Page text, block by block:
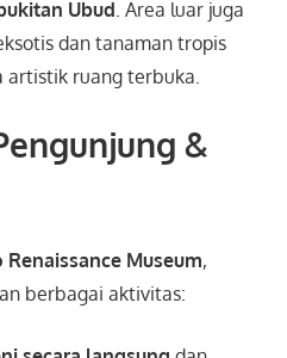
Ubud. Area luar juga
dan tanaman tropis
artistik ruang terbuka.
&
Renaissance Museum,
berbagai aktivitas: